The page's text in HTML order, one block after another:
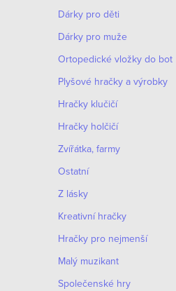
Dárky pro děti
Dárky pro muže
Оrtopedické vložky do bot
Plyšové hračky a výrobky
Hračky klučičí
Hračky holčičí
Zvířátka, farmy
Ostatní
Z lásky
Kreativní hračky
Hračky pro nejmenší
Malý muzikant
Společenské hry